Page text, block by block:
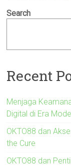
Search
Recent
Menjaga
Digital di Era
OKTO88 dan
the Cure
OKTO88 dan